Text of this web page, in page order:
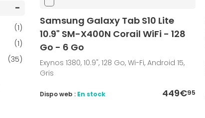
(1)
(1)
(35)
Samsung Galaxy Tab S10 Lite
10.9" SM-X400N Corail WiFi - 128
Go - 6 Go
Exynos 1380, 10.9", 128 Go, Wi-Fi, Android 15,
Gris
449€95
Dispo web : En stock